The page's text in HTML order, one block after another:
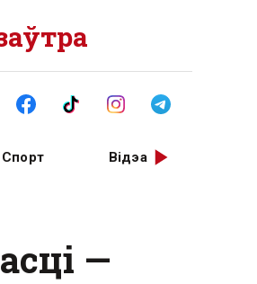
Спорт Відэа
—